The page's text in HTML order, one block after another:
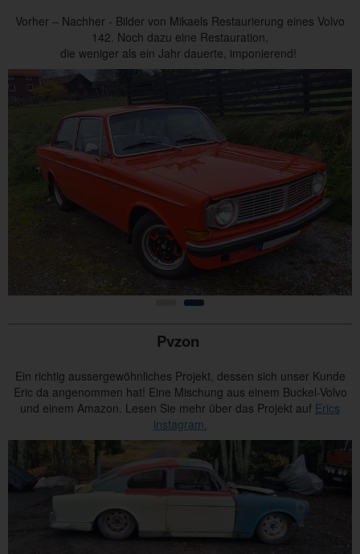
Vorher – Nachher - Bilder von Mikaels Restaurierung eines Volvo
142. Noch dazu eine Restauration,
die weniger als ein Jahr dauerte, imponierend!
Pvzon
Ein richtig aussergewöhnliches Projekt, dessen sich unser Kunde
Eric da angenommen hat! Eine Mischung aus einem Buckel-Volvo
und einem Amazon. Lesen Sie mehr über das Projekt auf Erics
instagram.